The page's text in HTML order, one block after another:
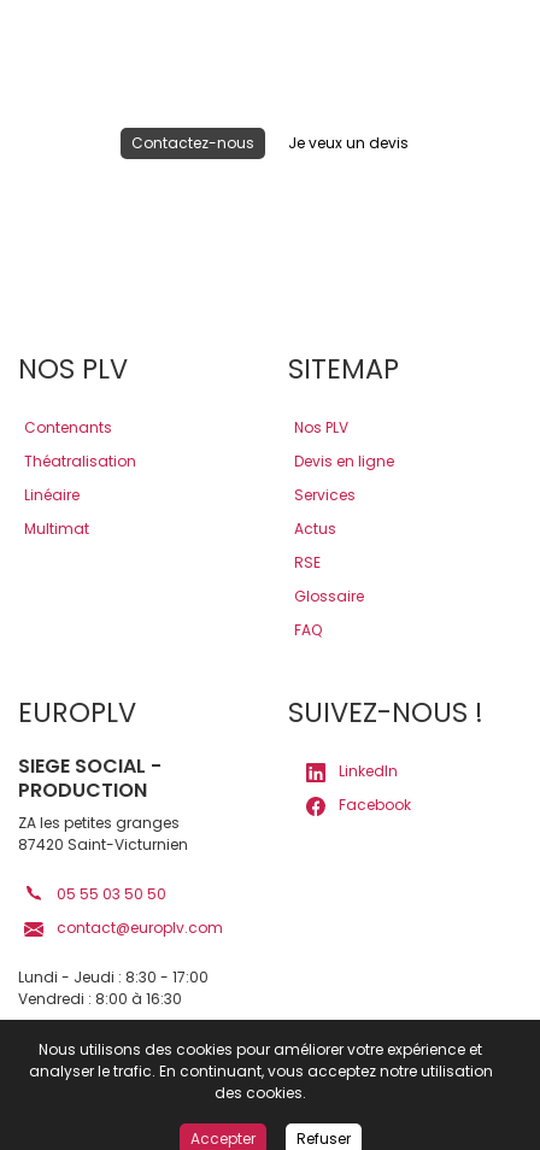
Nous utilisons des cookies pour améliorer votre expérience et
analyser le trafic. En continuant, vous acceptez notre utilisation
des cookies.
Accepter Refuser
Contactez-nous Je veux un devis
NOS PLV
Contenants
Théatralisation
Linéaire
Multimat
SITEMAP
Nos PLV
Devis en ligne
Services
Actus
RSE
Glossaire
FAQ
EUROPLV
SIEGE SOCIAL -
PRODUCTION
ZA les petites granges
87420 Saint-Victurnien
05 55 03 50 50
contact@europlv.com
Lundi - Jeudi : 8:30 - 17:00
Vendredi : 8:00 à 16:30
SUIVEZ-NOUS !
LinkedIn
Facebook
Mentions légales
|